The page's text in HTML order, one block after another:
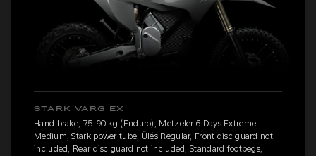
STARK VARG EX
Hand brake, 75-90 kg (Enduro), Metzeler 6 Days Extreme
Medium, Stark power tube, Ülés Regular, Front disc guard not
included, Rear disc guard not included, Standard footpegs,